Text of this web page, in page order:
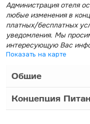
Администрация отеля
любые изменения в
платных/бесплатных
уведомления. Мы
интересующую Вас
Показать на карте
Общие
Концепция